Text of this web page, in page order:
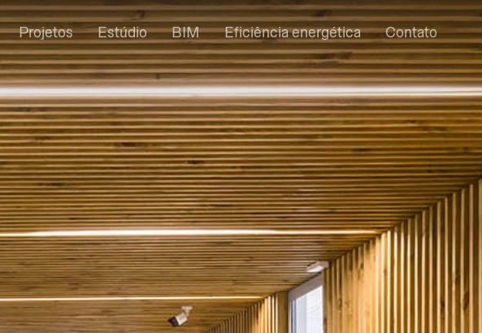
Projetos Estúdio BIM Eficiência energética Contato